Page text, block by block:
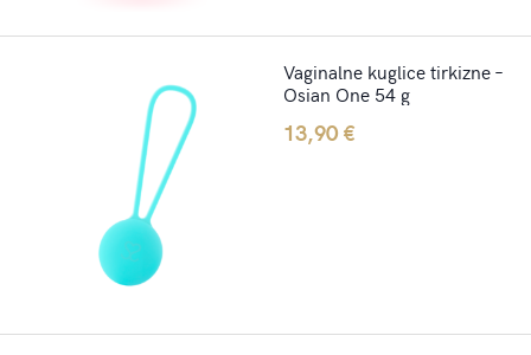
Vaginalne kuglice tirkizne –
Osian One 54 g
13,90€